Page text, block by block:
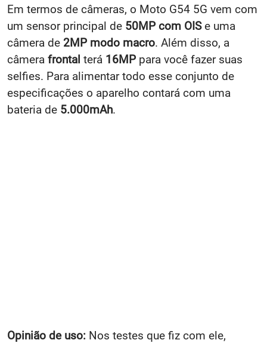
Em termos de câmeras, o Moto G54 5G vem com
um sensor principal de 50MP com OISe uma
câmera de 2MP modo macro. Além disso, a
câmera frontal terá 16MP para você fazer suas
selfies. Para alimentar todo esse conjunto de
especificações o aparelho contará com uma
bateria de 5.000mAh.
Opinião de uso: Nos testes que fiz com ele,